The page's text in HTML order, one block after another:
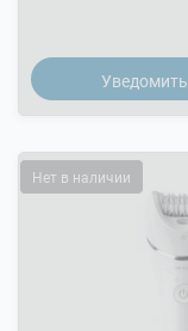
Уведомить
Нет в наличии